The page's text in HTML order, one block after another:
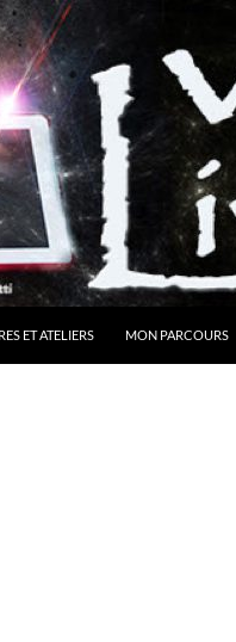
ET ATELIERS MON PARCOURS